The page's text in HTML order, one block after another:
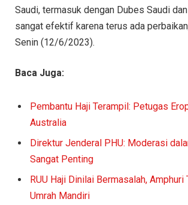
Saudi, termasuk dengan Dubes Saudi
sangat efektif karena terus ada
Senin (12/6/2023).
Baca Juga:
Pembantu Haji Terampil: Petugas
Australia
Direktur Jenderal PHU: Moderasi
Sangat Penting
RUU Haji Dinilai Bermasalah, Amphuri
Umrah Mandiri